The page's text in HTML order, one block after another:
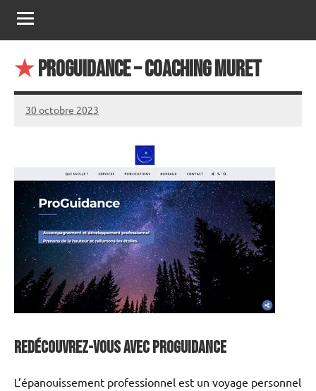
Coaching
★ProGuidance – coaching muret
30 octobre 2023
annuairecoaching
Redécouvrez-vous avec ProGuidance
L’épanouissement professionnel est un voyage personnel